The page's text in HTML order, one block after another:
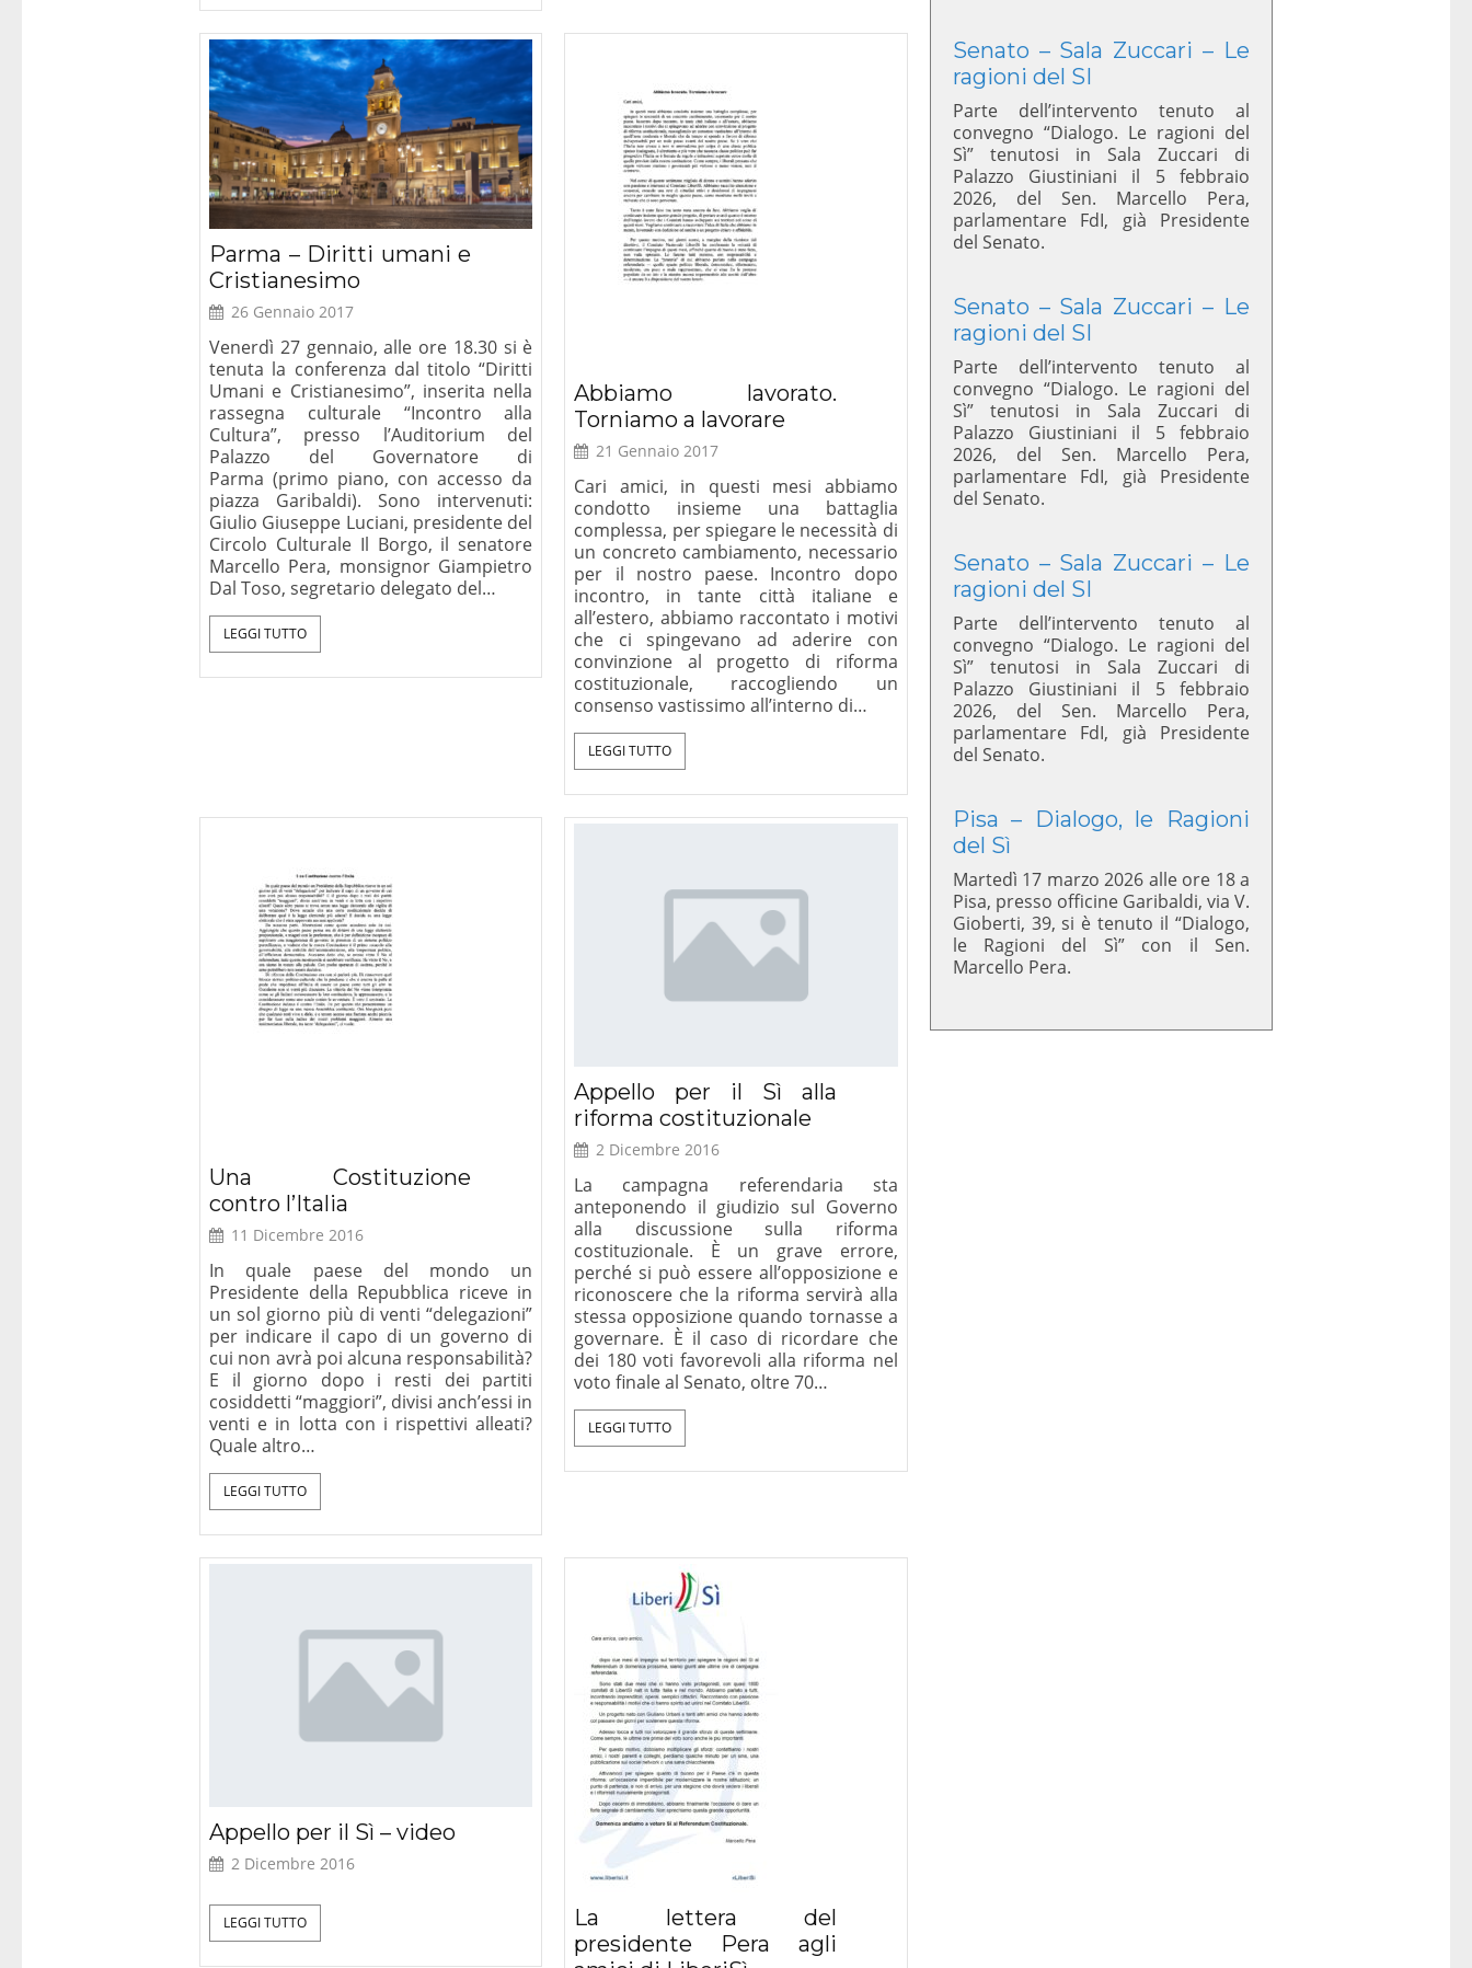
Parma – Diritti umani e
Cristianesimo
26 Gennaio 2017
Venerdì 27 gennaio, alle ore 18.30 si è
tenuta la conferenza dal titolo “Diritti
Umani e Cristianesimo”, inserita nella
rassegna culturale “Incontro alla
Cultura”, presso l’Auditorium del
Palazzo del Governatore di
Parma (primo piano, con accesso da
piazza Garibaldi). Sono intervenuti:
Giulio Giuseppe Luciani, presidente del
Circolo Culturale Il Borgo, il senatore
Marcello Pera, monsignor Giampietro
Dal Toso, segretario delegato del…
LEGGI TUTTO
Abbiamo lavorato.
Torniamo a lavorare
21 Gennaio 2017
Cari amici, in questi mesi abbiamo
condotto insieme una battaglia
complessa, per spiegare le necessità di
un concreto cambiamento, necessario
per il nostro paese. Incontro dopo
incontro, in tante città italiane e
all’estero, abbiamo raccontato i motivi
che ci spingevano ad aderire con
convinzione al progetto di riforma
costituzionale, raccogliendo un
consenso vastissimo all’interno di…
LEGGI TUTTO
Una Costituzione
contro l’Italia
11 Dicembre 2016
In quale paese del mondo un
Presidente della Repubblica riceve in
un sol giorno più di venti “delegazioni”
per indicare il capo di un governo di
cui non avrà poi alcuna responsabilità?
E il giorno dopo i resti dei partiti
cosiddetti “maggiori”, divisi anch’essi in
venti e in lotta con i rispettivi alleati?
Quale altro…
LEGGI TUTTO
Appello per il Sì alla
riforma costituzionale
2 Dicembre 2016
La campagna referendaria sta
anteponendo il giudizio sul Governo
alla discussione sulla riforma
costituzionale. È un grave errore,
perché si può essere all’opposizione e
riconoscere che la riforma servirà alla
stessa opposizione quando tornasse a
governare. È il caso di ricordare che
dei 180 voti favorevoli alla riforma nel
voto finale al Senato, oltre 70…
LEGGI TUTTO
Appello per il Sì – video
2 Dicembre 2016
LEGGI TUTTO
La lettera del
presidente Pera agli
Senato – Sala Zuccari – Le
ragioni del SI
Parte dell’intervento tenuto al
convegno “Dialogo. Le ragioni del
Sì” tenutosi in Sala Zuccari di
Palazzo Giustiniani il 5 febbraio
2026, del Sen. Marcello Pera,
parlamentare FdI, già Presidente
del Senato.
Senato – Sala Zuccari – Le
ragioni del SI
Parte dell’intervento tenuto al
convegno “Dialogo. Le ragioni del
Sì” tenutosi in Sala Zuccari di
Palazzo Giustiniani il 5 febbraio
2026, del Sen. Marcello Pera,
parlamentare FdI, già Presidente
del Senato.
Senato – Sala Zuccari – Le
ragioni del SI
Parte dell’intervento tenuto al
convegno “Dialogo. Le ragioni del
Sì” tenutosi in Sala Zuccari di
Palazzo Giustiniani il 5 febbraio
2026, del Sen. Marcello Pera,
parlamentare FdI, già Presidente
del Senato.
Pisa – Dialogo, le Ragioni
del Sì
Martedì 17 marzo 2026 alle ore 18 a
Pisa, presso officine Garibaldi, via V.
Gioberti, 39, si è tenuto il “Dialogo,
le Ragioni del Sì” con il Sen.
Marcello Pera.